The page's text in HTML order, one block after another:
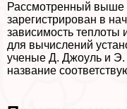
Рассмотренный выше
зарегистрирован в
зависимость
для вычислений
ученые Д. Джоуль и
название